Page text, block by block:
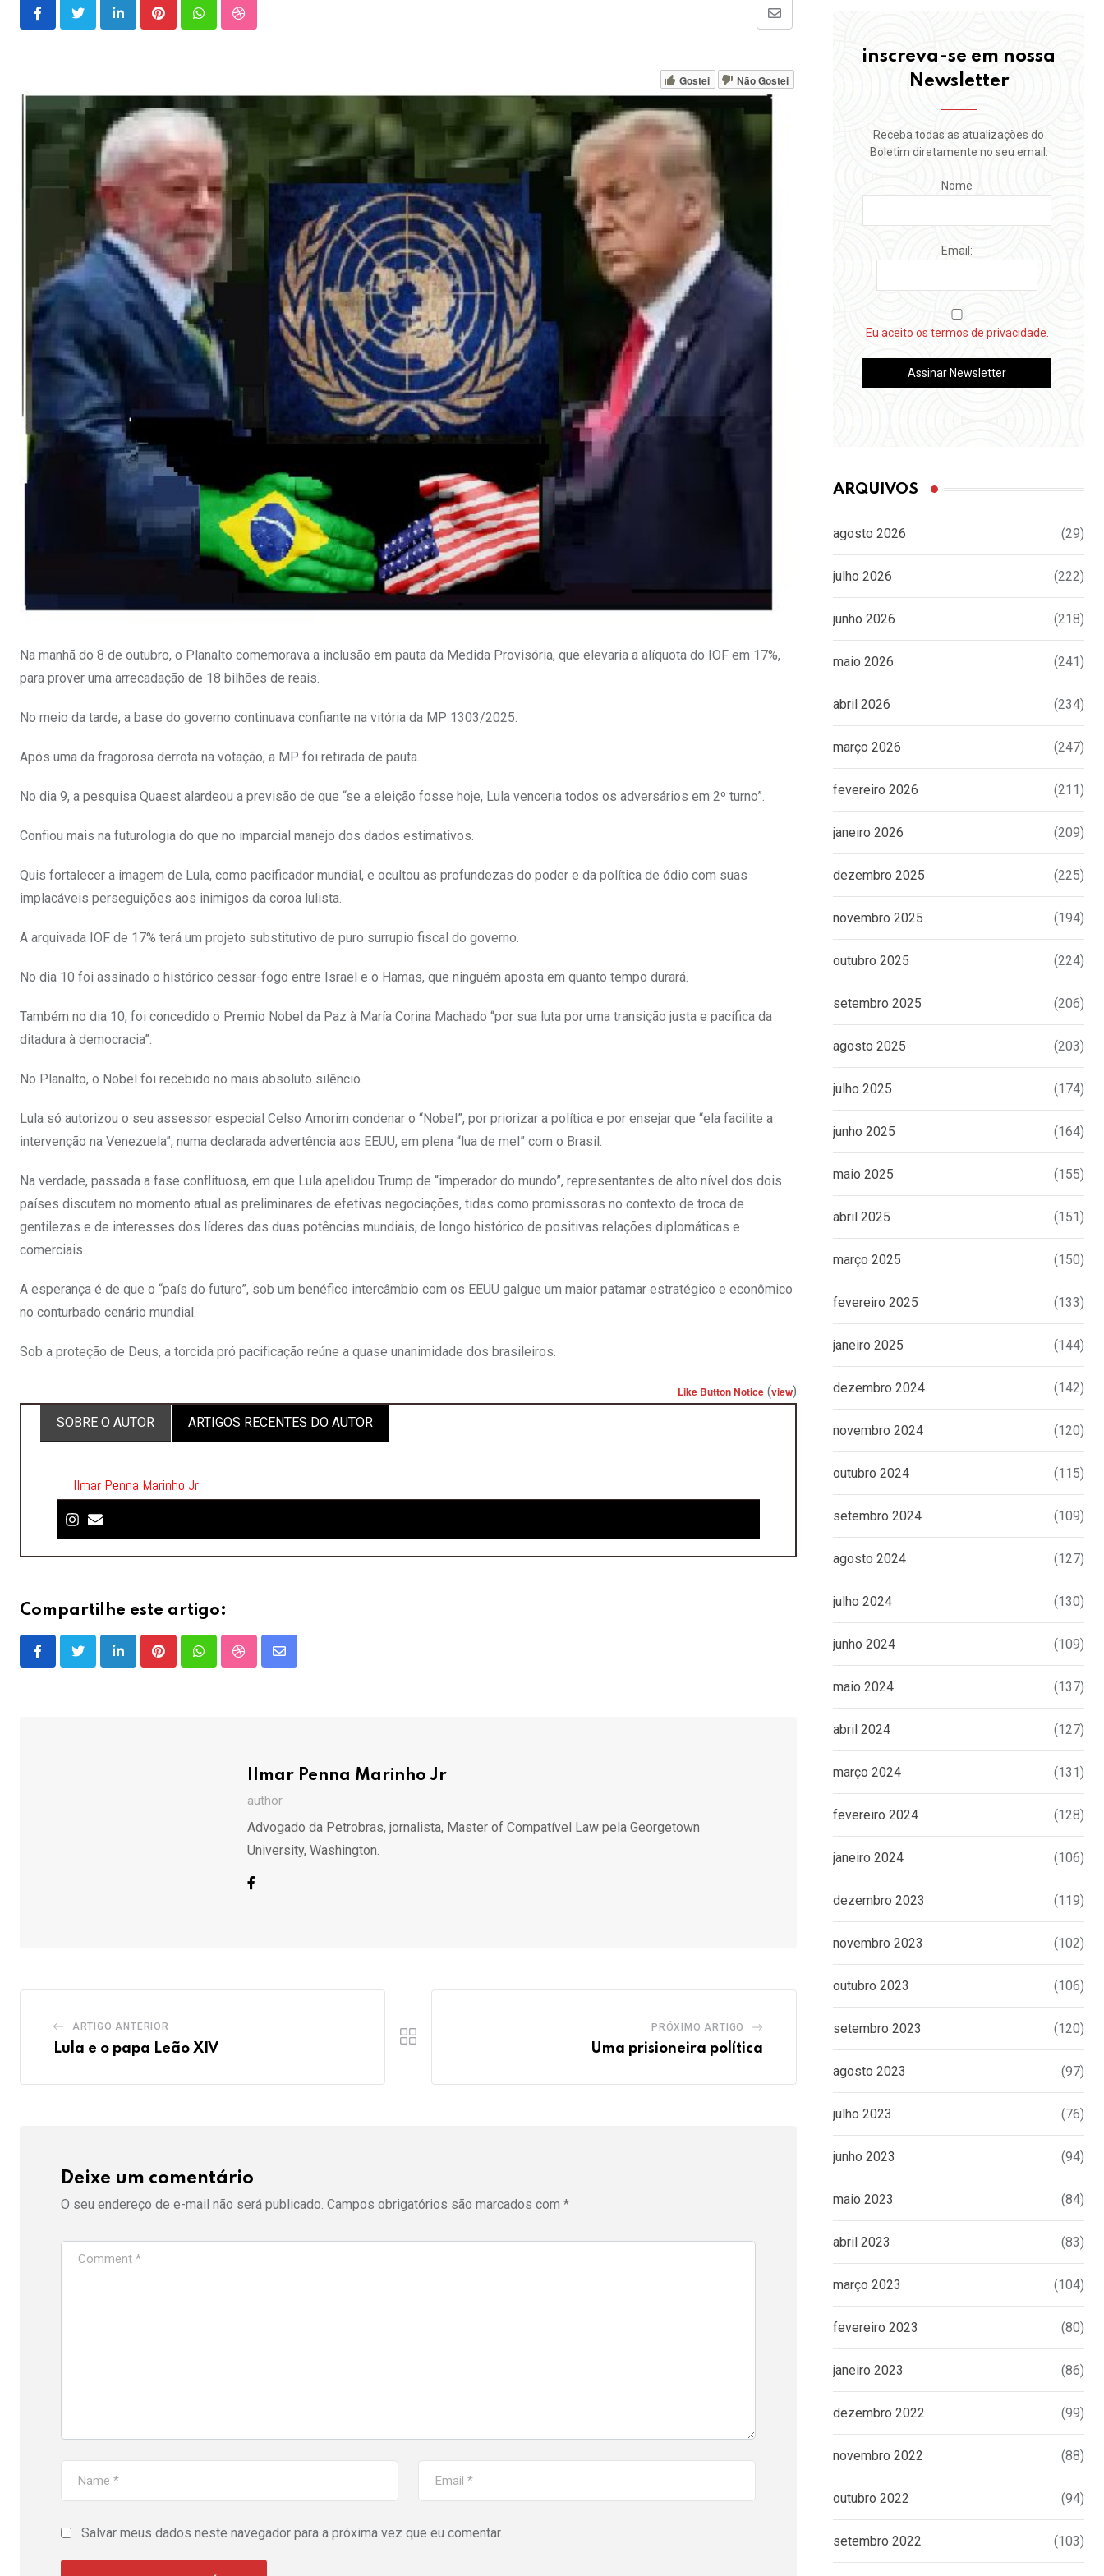
LinkedInPinterestWhatsappStumbleUpon
Share
Email
Gostei Não Gostei
Na manhã do 8 de outubro, o Planalto comemorava a inclusão em pauta da Medida Provisória, que elevaria a alíquota do IOF em 17%,
para prover uma arrecadação de 18 bilhões de reais.
No meio da tarde, a base do governo continuava confiante na vitória da MP 1303/2025.
Após uma da fragorosa derrota na votação, a MP foi retirada de pauta.
No dia 9, a pesquisa Quaest alardeou a previsão de que “se a eleição fosse hoje, Lula venceria todos os adversários em 2º turno”.
Confiou mais na futurologia do que no imparcial manejo dos dados estimativos.
Quis fortalecer a imagem de Lula, como pacificador mundial, e ocultou as profundezas do poder e da política de ódio com suas
implacáveis perseguições aos inimigos da coroa lulista.
A arquivada IOF de 17% terá um projeto substitutivo de puro surrupio fiscal do governo.
No dia 10 foi assinado o histórico cessar-fogo entre Israel e o Hamas, que ninguém aposta em quanto tempo durará.
Também no dia 10, foi concedido o Premio Nobel da Paz à María Corina Machado “por sua luta por uma transição justa e pacífica da
ditadura à democracia”.
No Planalto, o Nobel foi recebido no mais absoluto silêncio.
Lula só autorizou o seu assessor especial Celso Amorim condenar o “Nobel”, por priorizar a política e por ensejar que “ela facilite a
intervenção na Venezuela”, numa declarada advertência aos EEUU, em plena “lua de mel” com o Brasil.
Na verdade, passada a fase conflituosa, em que Lula apelidou Trump de “imperador do mundo”, representantes de alto nível dos dois
países discutem no momento atual as preliminares de efetivas negociações, tidas como promissoras no contexto de troca de
gentilezas e de interesses dos líderes das duas potências mundiais, de longo histórico de positivas relações diplomáticas e
comerciais.
A esperança é de que o “país do futuro”, sob um benéfico intercâmbio com os EEUU galgue um maior patamar estratégico e econômico
no conturbado cenário mundial.
Sob a proteção de Deus, a torcida pró pacificação reúne a quase unanimidade dos brasileiros.
Like Button Notice (view)
SOBRE O AUTOR
ARTIGOS RECENTES DO AUTOR
Ilmar Penna Marinho Jr
Compartilhe este artigo:
LinkedInPinterestWhatsappStumbleUpon
Share
Ilmar Penna Marinho Jr
author
Advogado da Petrobras, jornalista, Master of Compatível Law pela Georgetown
University, Washington.
ARTIGO ANTERIOR
Lula e o papa Leão XIV
PRÓXIMO ARTIGO
Uma prisioneira política
Deixe um comentário
O seu endereço de e-mail não será publicado. Campos obrigatórios são marcados com *
Salvar meus dados neste navegador para a próxima vez que eu comentar.
inscreva-se em nossa
Newsletter
Receba todas as atualizações do
Boletim diretamente no seu email.
Nome
Email:
Eu aceito os termos de privacidade.
ARQUIVOS
agosto 2026 (29)
julho 2026 (222)
junho 2026 (218)
maio 2026 (241)
abril 2026 (234)
março 2026 (247)
fevereiro 2026 (211)
janeiro 2026 (209)
dezembro 2025 (225)
novembro 2025 (194)
outubro 2025 (224)
setembro 2025 (206)
agosto 2025 (203)
julho 2025 (174)
junho 2025 (164)
maio 2025 (155)
abril 2025 (151)
março 2025 (150)
fevereiro 2025 (133)
janeiro 2025 (144)
dezembro 2024 (142)
novembro 2024 (120)
outubro 2024 (115)
setembro 2024 (109)
agosto 2024 (127)
julho 2024 (130)
junho 2024 (109)
maio 2024 (137)
abril 2024 (127)
março 2024 (131)
fevereiro 2024 (128)
janeiro 2024 (106)
dezembro 2023 (119)
novembro 2023 (102)
outubro 2023 (106)
setembro 2023 (120)
agosto 2023 (97)
julho 2023 (76)
junho 2023 (94)
maio 2023 (84)
abril 2023 (83)
março 2023 (104)
fevereiro 2023 (80)
janeiro 2023 (86)
dezembro 2022 (99)
novembro 2022 (88)
outubro 2022 (94)
setembro 2022 (103)